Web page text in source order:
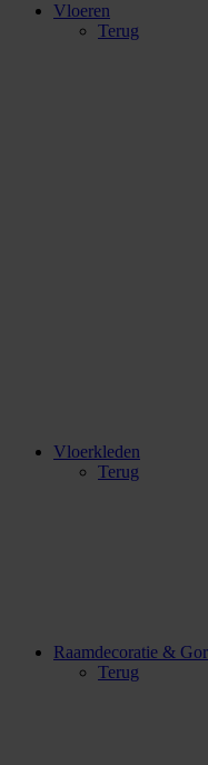
Vloeren
Terug
Vloerkleden
Terug
Raamdecoratie &
Terug